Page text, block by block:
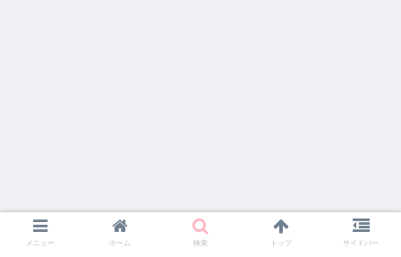
メニュー ホーム 検索 トップ サイドバー